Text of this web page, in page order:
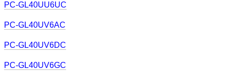
PC-GL40UU6UC
PC-GL40UV6AC
PC-GL40UV6DC
PC-GL40UV6GC